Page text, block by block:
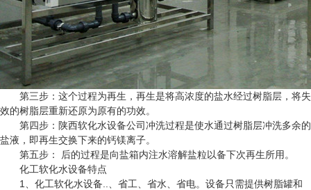
第三步：这个过程为再生，再生是将高浓度的盐水经过树脂层，将失
效的树脂层重新还原为原有的功效。
第四步： 陕西软化水设备公司冲洗过程是使水通过树脂层冲洗多余的
盐液，即再生交换下来的钙镁离子。
第五步： 后的过程是向盐箱内注水溶解盐粒以备下次再生所用。
化工软化水设备特点
1、化工软化水设备..、省工、省水、省电。设备只需提供树脂罐和